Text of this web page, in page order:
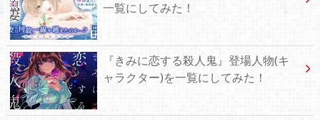
一覧にしてみた！
『きみに恋する殺人鬼』登場人物(キ
ャラクター)を一覧にしてみた！